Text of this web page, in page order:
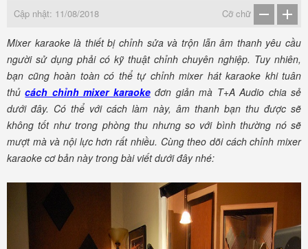
Cập nhật: 11/08/2018 Cỡ chữ
Mixer karaoke là thiết bị chỉnh sửa và trộn lẫn âm thanh yêu cầu
người sử dụng phải có kỹ thuật chỉnh chuyên nghiệp. Tuy nhiên,
bạn cũng hoàn toàn có thể tự chỉnh mixer hát karaoke khi tuân
thủcách chỉnh mixer karaokeđơn giản mà T+A Audio chia sẻ
dưới đây. Có thể với cách làm này, âm thanh bạn thu được sẽ
không tốt như trong phòng thu nhưng so với bình thường nó sẽ
mượt mà và nội lực hơn rất nhiều. Cùng theo dõi cách chỉnh mixer
karaoke cơ bản này trong bài viết dưới đây nhé: